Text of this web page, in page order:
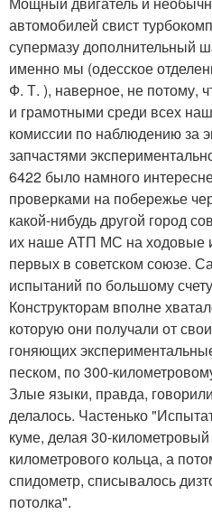
автомобилей свист
супермазу дополнительный
именно мы (одесское
Ф. Т. ), наверное, не потому,
и грамотными среди всех
комиссии по наблюдению за
запчастями
6422 было намного
проверками на побережье
какой-нибудь другой город
их наше АТП МС на ходовые
первых в советском союзе.
испытаний по большому
Конструкторам вполне
которую они получали от
гоняющих
песком, по 300-
Злые языки, правда,
делалось. Частенько
куме, делая 30-
километрового кольца, а
спидометр, списывалось
потолка".